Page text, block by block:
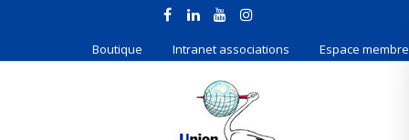
Boutique Intranet associations Espace membre